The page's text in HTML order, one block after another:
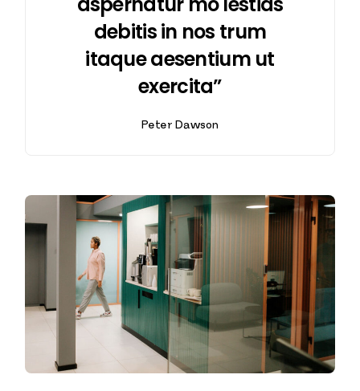
debitis in nos trum
itaque aesentium ut
exercita”
Peter Dawson